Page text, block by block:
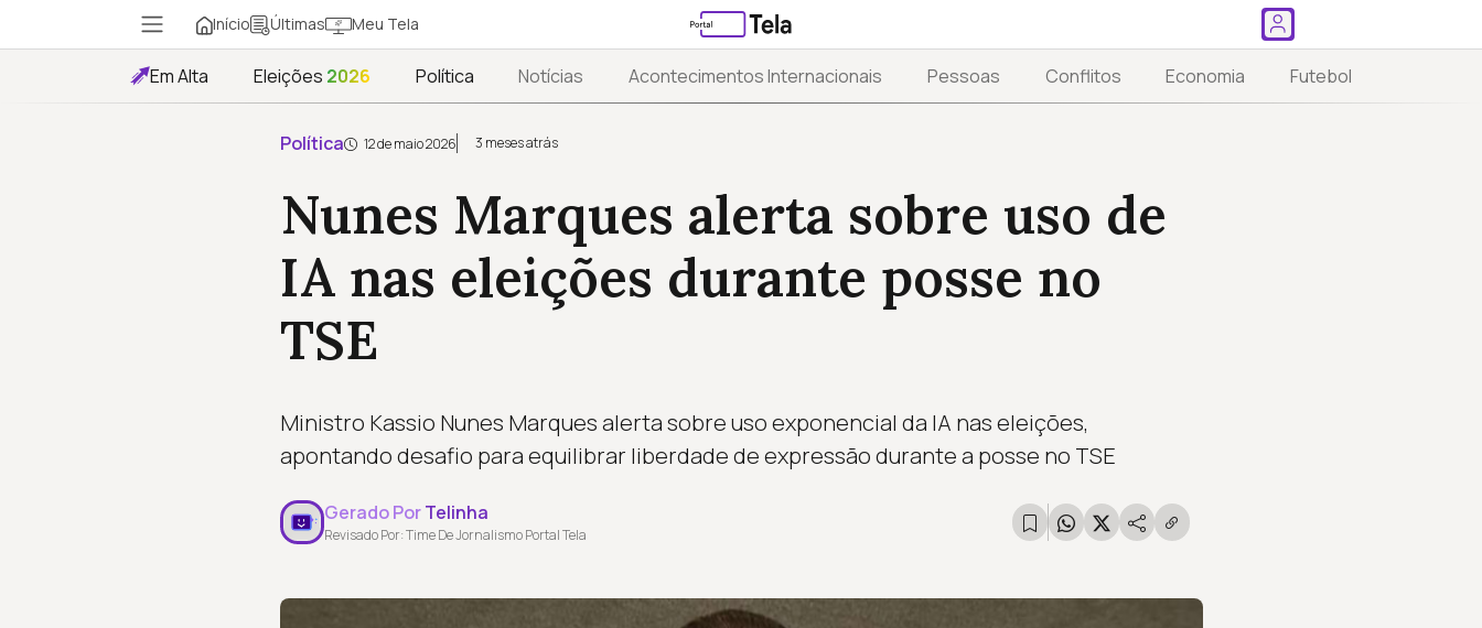
Início Últimas Meu Tela
Em Alta Eleições 2026 Política Notícias Acontecimentos Internacionais Pessoas Conflitos Economia Futebol
Política 12 de maio 2026 3 meses atrás
Nunes Marques alerta sobre uso de
IA nas eleições durante posse no
TSE
Ministro Kassio Nunes Marques alerta sobre uso exponencial da IA nas eleições,
apontando desafio para equilibrar liberdade de expressão durante a posse no TSE
Gerado PorTelinha
Revisado Por: Time De Jornalismo Portal Tela